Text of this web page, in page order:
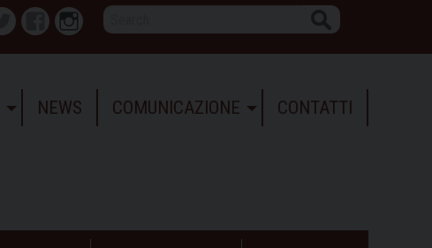
Twitter FacebookInstagram
NEWS COMUNICAZIONE CONTATTI